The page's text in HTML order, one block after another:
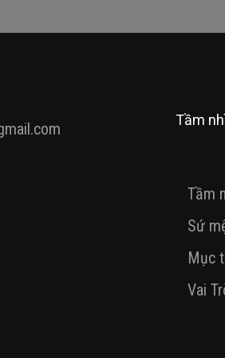
Tầm
Tầm
Sứ
Mục
Vai